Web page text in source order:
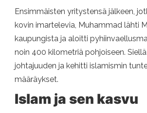
Ensimmäisten yritystensä jälkeen,
kovin imartelevia, Muhammad lähti
kaupungista ja aloitti
noin 400 kilometriä pohjoiseen.
johtajuuden ja kehitti islamismin
määräykset.
Islam ja sen kasvu